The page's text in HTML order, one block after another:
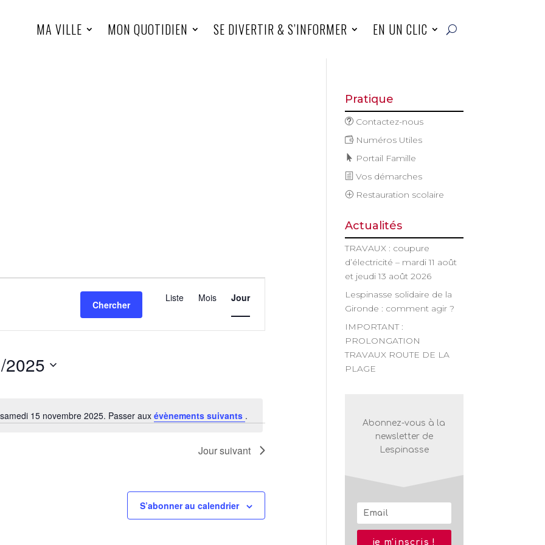
MA VILLE MON QUOTIDIEN SE DIVERTIR & S’INFORMER EN UN CLIC
Notice
15 novembre 2025. Passer aux évènements suivants .
Chercher
de
Liste Mois Jour
2025
Jour suivant
S’abonner au calendrier
Pratique
Contactez-nous
Numéros Utiles
Portail Famille
Vos démarches
Restauration scolaire
Actualités
TRAVAUX : coupure
d’électricité – mardi 11 août
et jeudi 13 août 2026
Lespinasse solidaire de la
Gironde : comment agir ?
IMPORTANT :
PROLONGATION
TRAVAUX ROUTE DE LA
PLAGE
Abonnez-vous à la
newsletter de
Lespinasse
je m'inscris !